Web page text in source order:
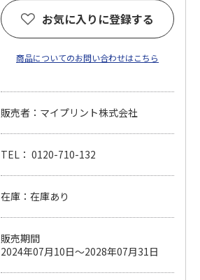
ペット線香 虹のか
なた フルーティフ
ローラルの香り
お気に入りに登録する
商品についてのお問い合わせはこちら
販売者：マイプリント株式会社
TEL： 0120-710-132
在庫：在庫あり
販売期間
2024年07月10日～2028年07月31日